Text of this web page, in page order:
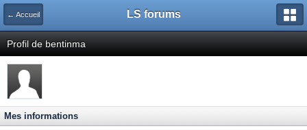
← Accueil LS forums
Profil de bentinma
Mes informations